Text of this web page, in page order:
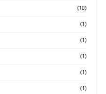
(10)
(1)
(1)
(1)
(1)
(1)